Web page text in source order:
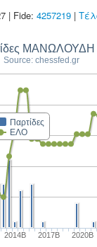
| Fide: 4257219 |
Source: chessfed.gr
Παρτίδες
ΕΛΟ
2014B 2017B 2020B